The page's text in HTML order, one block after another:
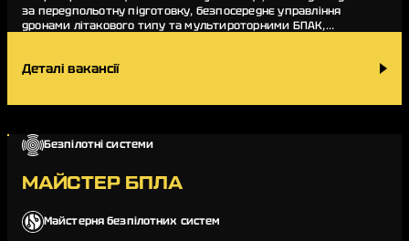
за передпольотну підготовку, безпосереднє управління
дронами літакового типу та мультироторними БПАК,
Деталі вакансії
Безпілотні системи
МАЙСТЕР БПЛА
Майстерня безпілотних систем